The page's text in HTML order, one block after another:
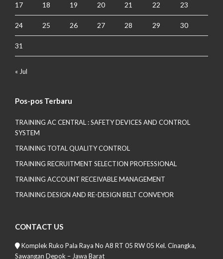
17 18 19 20 21 22 23
24 25 26 27 28 29 30
31
« Jul
Pos-pos Terbaru
TRAINING AC CENTRAL : SAFETY DEVICES AND CONTROL
SYSTEM
TRAINING TOTAL QUALITY CONTROL
TRAINING RECRUITMENT SELECTION PROFESSIONAL
TRAINING ACCOUNT RECEIVABLE MANAGEMENT
TRAINING DESIGN AND RE-DESIGN BELT CONVEYOR
CONTACT US
Komplek Ruko Pala Raya No A8 RT 05 RW 05 Kel. Cinangka,
Sawangan Depok – Jawa Barat